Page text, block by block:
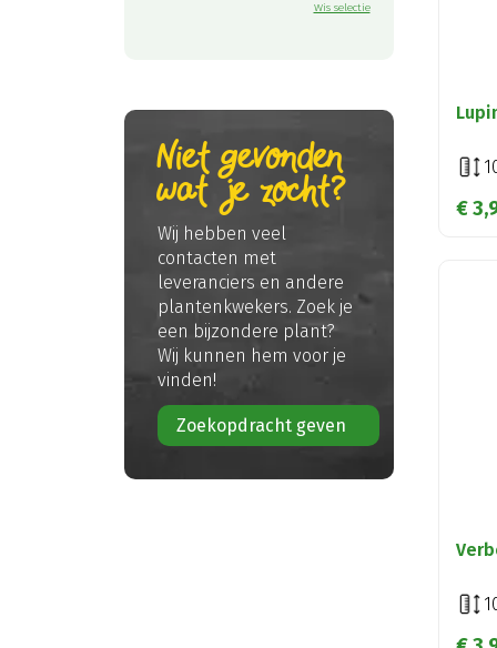
€ 3,
Wis selectie
Niet gevonden
wat je zocht?
Wij hebben veel
contacten met
leveranciers en andere
plantenkwekers. Zoek je
een bijzondere plant?
Wij kunnen hem voor je
vinden!
Zoekopdracht geven